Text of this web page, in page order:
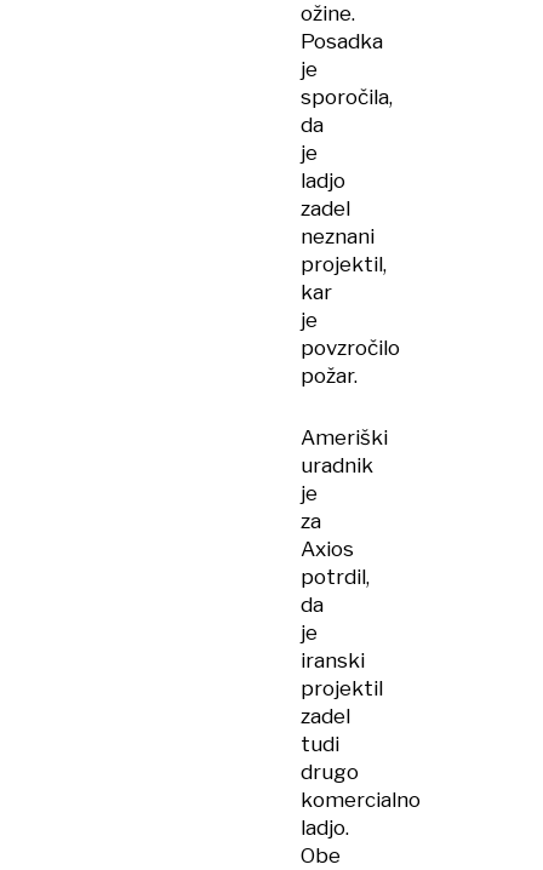
ožine.
Posadka
je
sporočila,
da
je
ladjo
zadel
neznani
projektil,
kar
je
povzročilo
požar.
Ameriški
uradnik
je
za
Axios
potrdil,
da
je
iranski
projektil
zadel
tudi
drugo
komercialno
ladjo.
Obe